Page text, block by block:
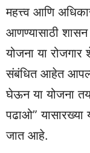
महत्त्व आणि
आणण्यासाठी
योजना या रोजगार
संबंधित आहेत
घेऊन या योजना
पढाओ” यासारख्या
जात आहे.